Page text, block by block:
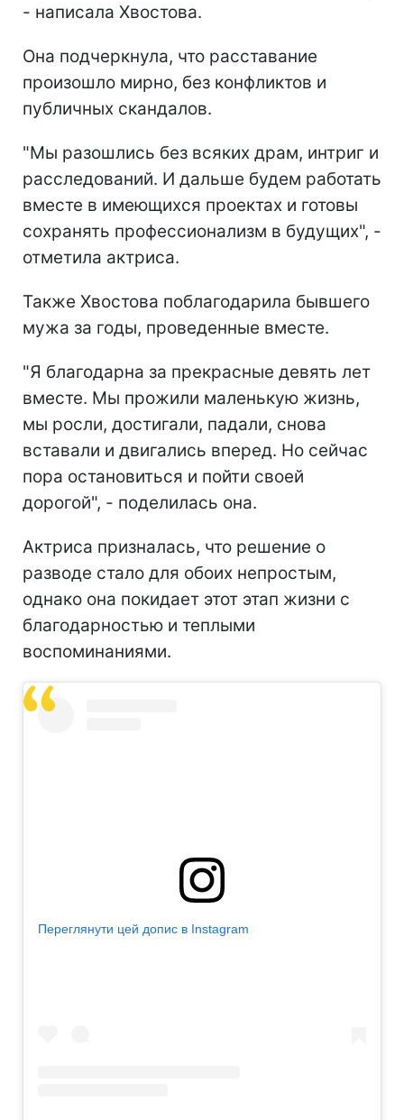
- написала Хвостова.
Она подчеркнула, что расставание
произошло мирно, без конфликтов и
публичных скандалов.
"Мы разошлись без всяких драм, интриг и
расследований. И дальше будем работать
вместе в имеющихся проектах и готовы
сохранять профессионализм в будущих", -
отметила актриса.
Также Хвостова поблагодарила бывшего
мужа за годы, проведенные вместе.
"Я благодарна за прекрасные девять лет
вместе. Мы прожили маленькую жизнь,
мы росли, достигали, падали, снова
вставали и двигались вперед. Но сейчас
пора остановиться и пойти своей
дорогой", - поделилась она.
Актриса призналась, что решение о
разводе стало для обоих непростым,
однако она покидает этот этап жизни с
благодарностью и теплыми
воспоминаниями.
Переглянути цей допис в Instagram